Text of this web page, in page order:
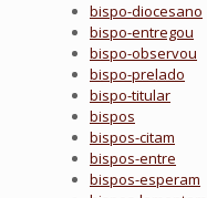
bispo-diocesano
bispo-entregou
bispo-observou
bispo-prelado
bispo-titular
bispos
bispos-citam
bispos-entre
bispos-esperam